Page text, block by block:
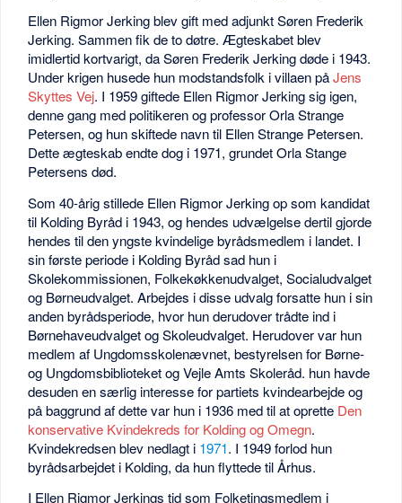
Ellen Rigmor Jerking blev gift med adjunkt Søren Frederik
Jerking. Sammen fik de to døtre. Ægteskabet blev
imidlertid kortvarigt, da Søren Frederik Jerking døde i 1943.
Under krigen husede hun modstandsfolk i villaen påJens
Skyttes Vej. I 1959 giftede Ellen Rigmor Jerking sig igen,
denne gang med politikeren og professor Orla Strange
Petersen, og hun skiftede navn til Ellen Strange Petersen.
Dette ægteskab endte dog i 1971, grundet Orla Stange
Petersens død.
Som 40-årig stillede Ellen Rigmor Jerking op som kandidat
til Kolding Byråd i 1943, og hendes udvælgelse dertil gjorde
hendes til den yngste kvindelige byrådsmedlem i landet. I
sin første periode i Kolding Byråd sad hun i
Skolekommissionen, Folkekøkkenudvalget, Socialudvalget
og Børneudvalget. Arbejdes i disse udvalg forsatte hun i sin
anden byrådsperiode, hvor hun derudover trådte ind i
Børnehaveudvalget og Skoleudvalget. Herudover var hun
medlem af Ungdomsskolenævnet, bestyrelsen for Børne-
og Ungdomsbiblioteket og Vejle Amts Skoleråd. hun havde
desuden en særlig interesse for partiets kvindearbejde og
på baggrund af dette var hun i 1936 med til at oprette Den
konservative Kvindekreds for Kolding og Omegn.
Kvindekredsen blev nedlagt i 1971. I 1949 forlod hun
byrådsarbejdet i Kolding, da hun flyttede til Århus.
I Ellen Rigmor Jerkings tid som Folketingsmedlem i